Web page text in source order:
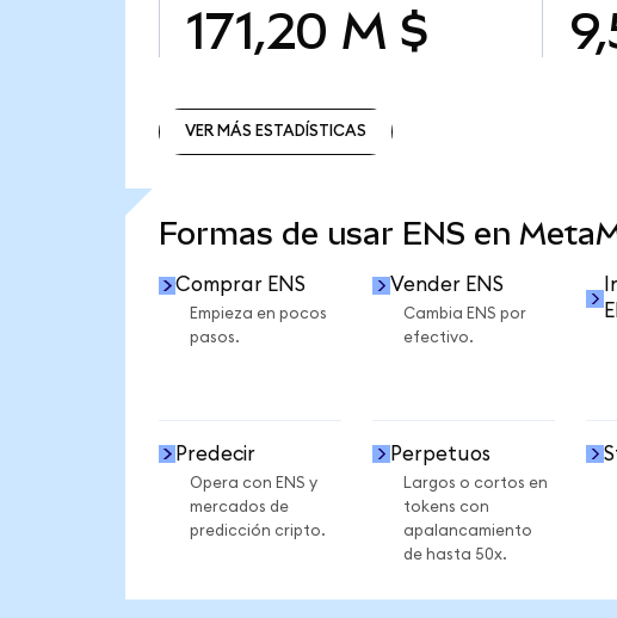
171,20 M $
VER MÁS ESTADÍSTICAS
Formas de usar ENS en
Comprar ENS
Empieza en pocos
pasos.
Vender ENS
Cambia ENS por
efectivo.
Predecir
Opera con ENS y
mercados de
predicción cripto.
Perpetuos
Largos o cortos en
tokens con
apalancamiento
de hasta 50x.